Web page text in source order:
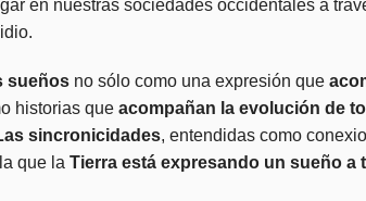
en nuestras sociedades occidentales a
.
sueños no sólo como una expresión que
historias que acompañan la evolución de
sincronicidades, entendidas como
que la Tierra está expresando un sueño a